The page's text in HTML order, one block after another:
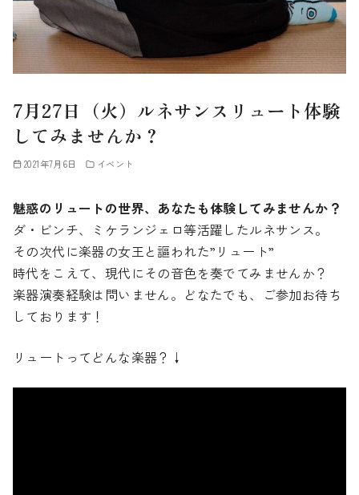
7月27日（火）ルネサンスリュート体験
してみませんか？
2021年7月6日 イベント
魅惑のリュートの世界、あなたも体験してみませんか？
ダ・ビンチ、ミケランジェロ等活躍したルネサンス。
その次代に楽器の女王と謳われた”リュート”
時代をこえて、現代にその音色を奏でてみませんか？
楽器演奏経験は問いません。どなたでも、ご参加お待ち
しております！
リュートってどんな楽器？↓